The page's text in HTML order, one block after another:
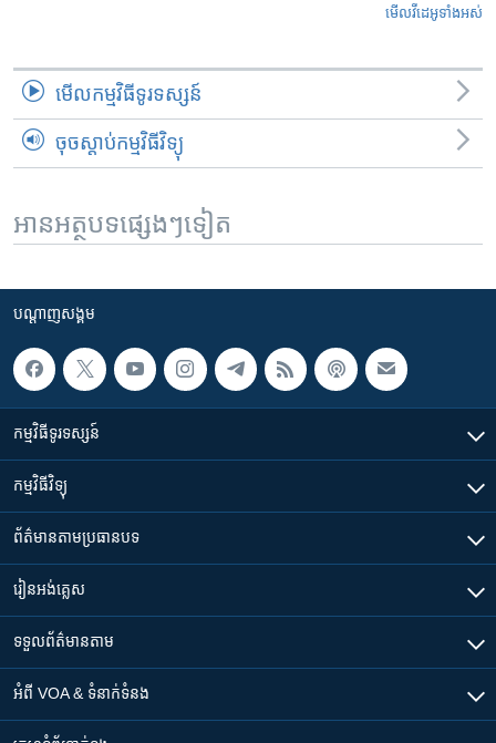
មើល​វីដេអូ​ទាំង​អស់
មើល​កម្មវិធី​ទូរទស្សន៍
ចុចស្តាប់កម្មវិធីវិទ្យុ
អានអត្ថបទផ្សេងៗទៀត
បណ្តាញ​សង្គម
កម្មវិធី​ទូរទស្សន៍
កម្មវិធី​វិទ្យុ
ព័ត៌មាន​តាមប្រធានបទ​
រៀន​​អង់គ្លេស
ទទួល​ព័ត៌មាន​តាម
អំពី​ VOA & ទំនាក់ទំនង